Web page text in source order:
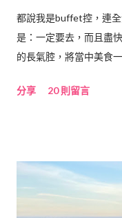
都說我是buffet控，連
是：一定要去，而且盡
的長氣腔，將當中美
分享 20 則留言